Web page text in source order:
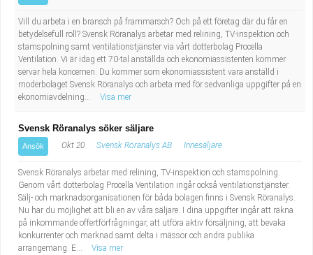
Vill du arbeta i en bransch på frammarsch? Och på ett företag där du får en
betydelsefull roll? Svensk Röranalys arbetar med relining, TV-inspektion och
stamspolning samt ventilationstjänster via vårt dotterbolag Procella
Ventilation. Vi är idag ett 70-tal anställda och ekonomiassistenten kommer
servar hela koncernen. Du kommer som ekonomiassistent vara anställd i
moderbolaget Svensk Röranalys och arbeta med för sedvanliga uppgifter på en
ekonomiavdelning...
Visa mer
Svensk Röranalys söker säljare
Ansök Okt 20 Svensk Röranalys AB Innesäljare
Svensk Röranalys arbetar med relining, TV-inspektion och stamspolning.
Genom vårt dotterbolag Procella Ventilation ingår också ventilationstjänster.
Sälj- och marknadsorganisationen för båda bolagen finns i Svensk Röranalys.
Nu har du möjlighet att bli en av våra säljare. I dina uppgifter ingår att räkna
på inkommande offertförfrågningar, att utföra aktiv försäljning, att bevaka
konkurrenter och marknad samt delta i mässor och andra publika
arrangemang. E...
Visa mer